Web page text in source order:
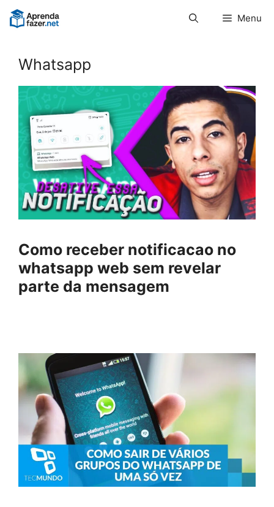
Pular
para
Menu
Whatsapp
Como receber notificacao no
whatsapp web sem revelar
parte da mensagem